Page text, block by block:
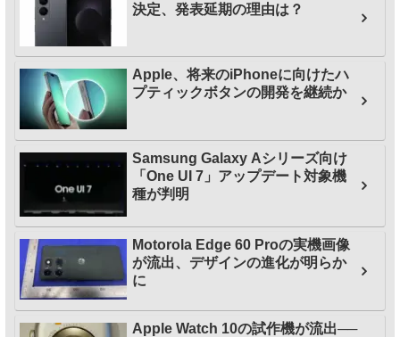
決定、発表延期の理由は？
Apple、将来のiPhoneに向けたハ
プティックボタンの開発を継続か
Samsung Galaxy Aシリーズ向け
「One UI 7」アップデート対象機
種が判明
Motorola Edge 60 Proの実機画像
が流出、デザインの進化が明らか
に
Apple Watch 10の試作機が流出──